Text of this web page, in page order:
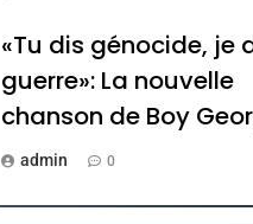
«Tu dis génocide, je
guerre»: La nouvelle
chanson de Boy
admin 0
Tout sur la Nostalgie
Oeil ravageur –
De Loya Stauber